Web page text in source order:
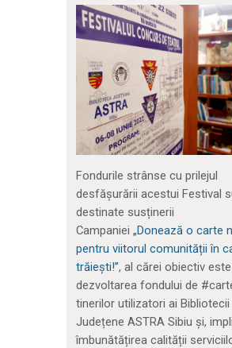
Fondurile strânse cu prilejul
desfășurării acestui Festival
destinate susținerii
Campaniei „Donează o carte
pentru viitorul comunității în
trăiești!”, al cărei obiectiv este
dezvoltarea fondului de
tinerilor utilizatori ai Bibliotecii
Județene ASTRA Sibiu și,
îmbunătățirea calității